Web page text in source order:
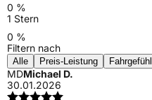
0 %
1 Stern
0 %
Filtern nach
Alle Preis-Leistung Fahrgefühl
MDMichael D.
30.01.2026